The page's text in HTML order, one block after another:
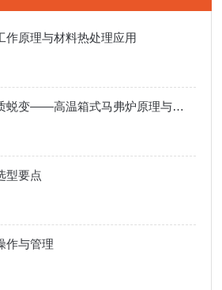
作原理与材料热处理应用
千度烈焰中的物质蜕变——高温箱式马弗炉原理与材料热处理应用
型要点
作与管理